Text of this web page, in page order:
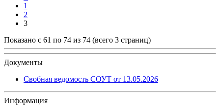
1
2
3
Показано с 61 по 74 из 74 (всего 3 страниц)
Документы
Свобная ведомость СОУТ от 13.05.2026
Информация